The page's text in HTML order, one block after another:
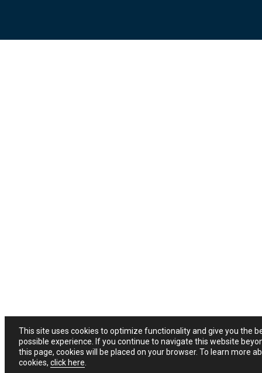
This site uses cookies to optimize functionality and give you the
possible experience. If you continue to navigate this website
this page, cookies will be placed on your browser. To learn more
cookies, click here